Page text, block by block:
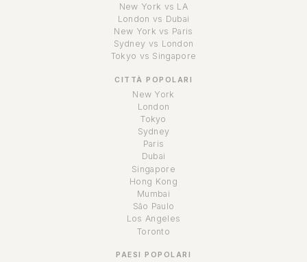
New York vs LA
London vs Dubai
New York vs Paris
Sydney vs London
Tokyo vs Singapore
CITTÀ POPOLARI
New York
London
Tokyo
Sydney
Paris
Dubai
Singapore
Hong Kong
Mumbai
São Paulo
Los Angeles
Toronto
PAESI POPOLARI